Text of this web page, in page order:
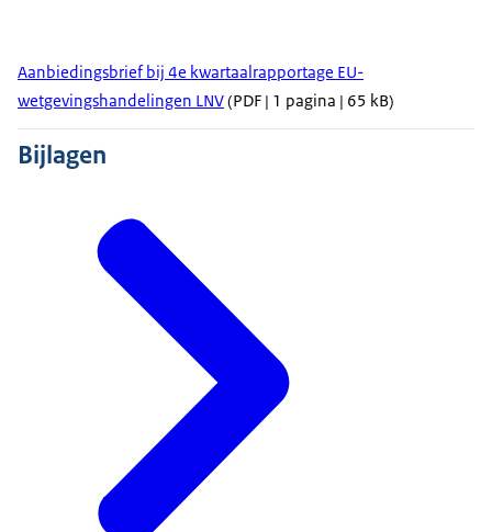
Aanbiedingsbrief bij 4e kwartaalrapportage EU-
wetgevingshandelingen LNV(PDF | 1 pagina | 65 kB)
Bijlagen